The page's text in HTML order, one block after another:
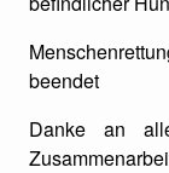
beendet
Danke an